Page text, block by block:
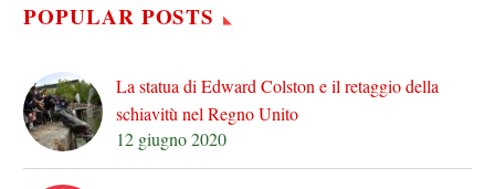
POPULAR POSTS
La statua di Edward Colston e il retaggio della
schiavitù nel Regno Unito
12 giugno 2020